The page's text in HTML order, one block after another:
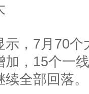
，7月70个
，15个一
全部回落。